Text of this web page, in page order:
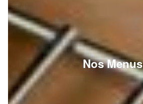
Nos Menus